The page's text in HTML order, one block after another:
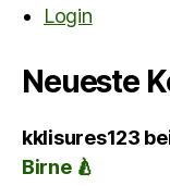
Login
Neueste
kklisures123
Birne 🍐